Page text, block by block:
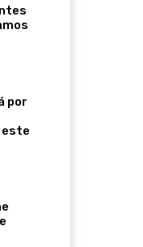
por
este